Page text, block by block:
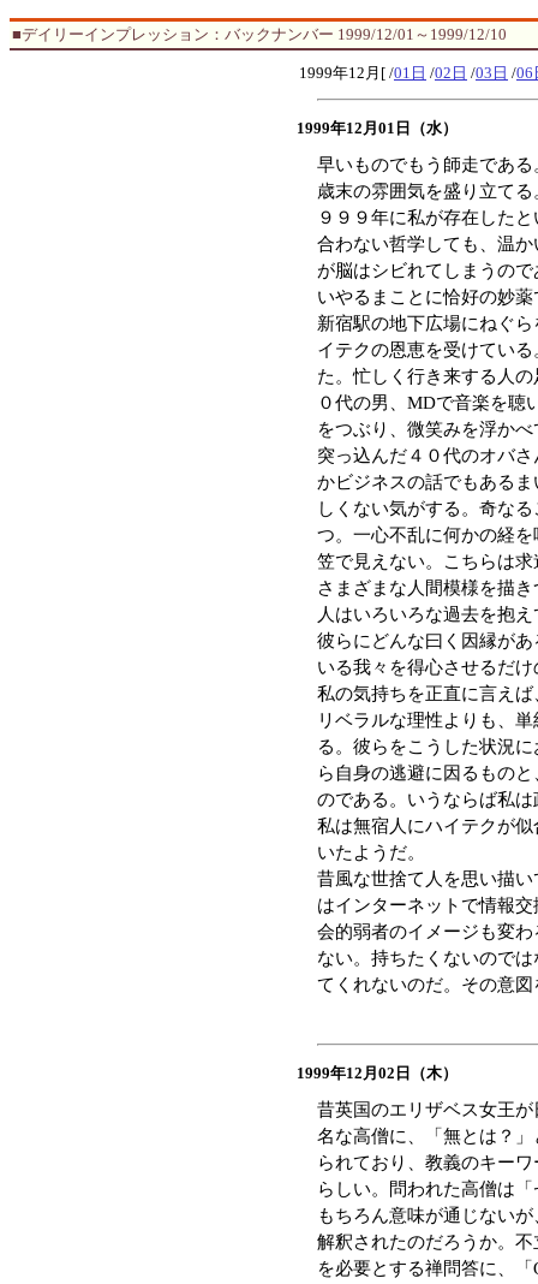
■デイリーインプレッション：バックナンバー 1999/12/01～1999/12/10
1999年12月[ /01日 /02日 /03日 /06
1999年12月01日（水）
早いものでもう師走であ
歳末の雰囲気を盛り立て
９９９年に私が存在した
合わない哲学しても、温
が脳はシビれてしまうの
いやるまことに恰好の妙薬
新宿駅の地下広場にねぐ
イテクの恩恵を受けてい
た。忙しく行き来する人
０代の男、MDで音楽を聴
をつぶり、微笑みを浮か
突っ込んだ４０代のオバ
かビジネスの話でもある
しくない気がする。奇な
つ。一心不乱に何かの経
笠で見えない。こちらは求
さまざまな人間模様を描
人はいろいろな過去を抱
彼らにどんな曰く因縁が
いる我々を得心させるだ
私の気持ちを正直に言え
リベラルな理性よりも、
る。彼らをこうした状況
ら自身の逃避に因るもの
のである。いうならば私
私は無宿人にハイテクが
いたようだ。
昔風な世捨て人を思い描
はインターネットで情報
会的弱者のイメージも変
ない。持ちたくないので
てくれないのだ。その意
1999年12月02日（木）
昔英国のエリザベス女王
名な高僧に、「無とは？
られており、教義のキー
らしい。問われた高僧は
もちろん意味が通じない
解釈されたのだろうか。
を必要とする禅問答に、